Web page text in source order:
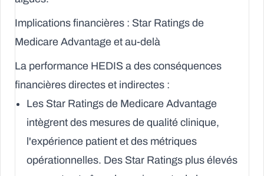
Implications financières : Star Ratings de
Medicare Advantage et au-delà
La performance HEDIS a des conséquences
financières directes et indirectes :
Les Star Ratings de Medicare Advantage
intègrent des mesures de qualité clinique,
l'expérience patient et des métriques
opérationnelles. Des Star Ratings plus élevés